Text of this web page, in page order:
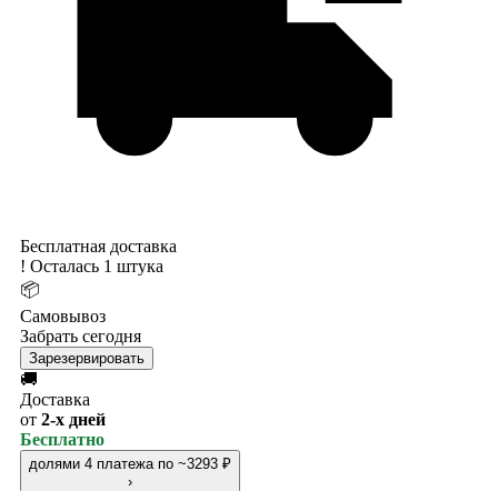
Бесплатная доставка
! Осталась 1 штука
📦
Самовывоз
Забрать сегодня
Зарезервировать
🚚
Доставка
от 2-х дней
Бесплатно
долями 4 платежа по ~3293 ₽
›